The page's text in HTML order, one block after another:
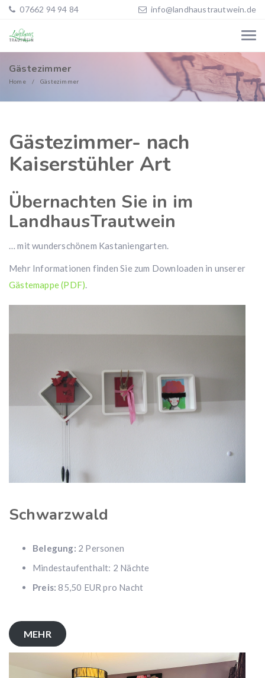
07662 94 94 84 info@landhaustrautwein.de
Gästezimmer
Home Gästezimmer
Gästezimmer- nach
Kaiserstühler Art
Übernachten Sie in im
LandhausTrautwein
… mit wunderschönem Kastaniengarten.
Mehr Informationen finden Sie zum Downloaden in unserer
Gästemappe (PDF).
Schwarzwald
Belegung: 2 Personen
Mindestaufenthalt: 2 Nächte
Preis: 85,50 EUR pro Nacht
MEHR